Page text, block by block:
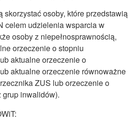
skorzystać osoby, które przedstawią
celem udzielenia wsparcia w
osoby z niepełnosprawnością,
orzeczenie o stopniu
aktualne orzeczenie o
aktualne orzeczenie równoważne
ZUS lub orzeczenie o
inwalidów).